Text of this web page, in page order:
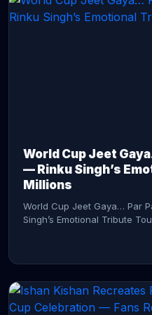
World Cup Jeet
— Rinku Singh’s
Millions
World Cup Jeet Gaya… Par
Singh’s Emotional Tribute